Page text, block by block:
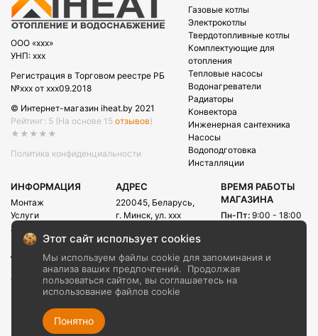
OOO «xxx»
УНП: xxx
Регистрация в Торговом реестре РБ
№xxx от xxx09.2018
© Интернет-магазин iheat.by 2021
Рейтинг: 5 (На основе 15 отзывов)
★★★★★
Политика конфиденциальности
Газовые котлы
Электрокотлы
Твердотопливные котлы
Комплектующие для
отопления
Тепловые насосы
Водонагреватели
Радиаторы
Конвектора
Инженерная сантехника
Насосы
Водоподготовка
Инсталляции
ИНФОРМАЦИЯ
Монтаж
Услуги
Акции
Рассрочка
Доставка и оплата
О компании
Контакты
АДРЕС
220045, Беларусь,
г. Минск, ул. xxx
E-mail:
info@iheat.by
ВРЕМЯ РАБОТЫ
МАГАЗИНА
Пн-Пт: 9:00 - 18:00
CALL-ЦЕНТРА
Сб-Вс:
Этот сайт использует cookies
Мы используем файлы cookie для запоминания и
анализа ваших предпочтений.
Продолжая
пользоваться сайтом, вы соглашаетесь на
использование файлов cookie
Понятно